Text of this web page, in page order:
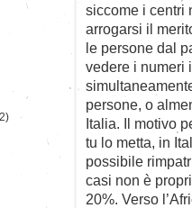
siccome i centri
arrogarsi il
le persone dal
vedere i numeri
persone, o
Italia. Il motivo
tu lo metta, in
possibile
casi non è
20%. Verso